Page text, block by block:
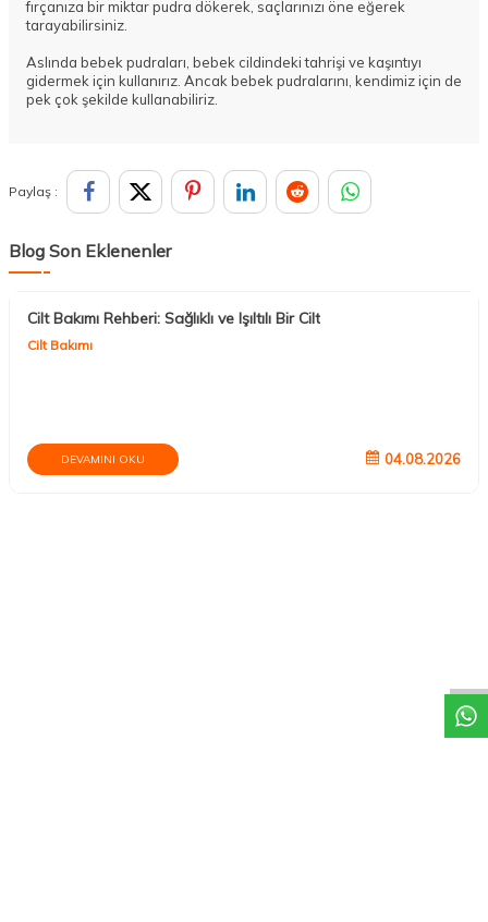
fırçanıza bir miktar pudra dökerek, saçlarınızı öne eğerek
tarayabilirsiniz.
Aslında bebek pudraları, bebek cildindeki tahrişi ve kaşıntıyı
gidermek için kullanırız. Ancak bebek pudralarını, kendimiz için de
pek çok şekilde kullanabiliriz.
Paylaş :
Blog Son Eklenenler
Cilt Bakımı Rehberi: Sağlıklı ve Işıltılı Bir Cilt
Cilt Bakımı
DEVAMINI OKU 04.08.2026